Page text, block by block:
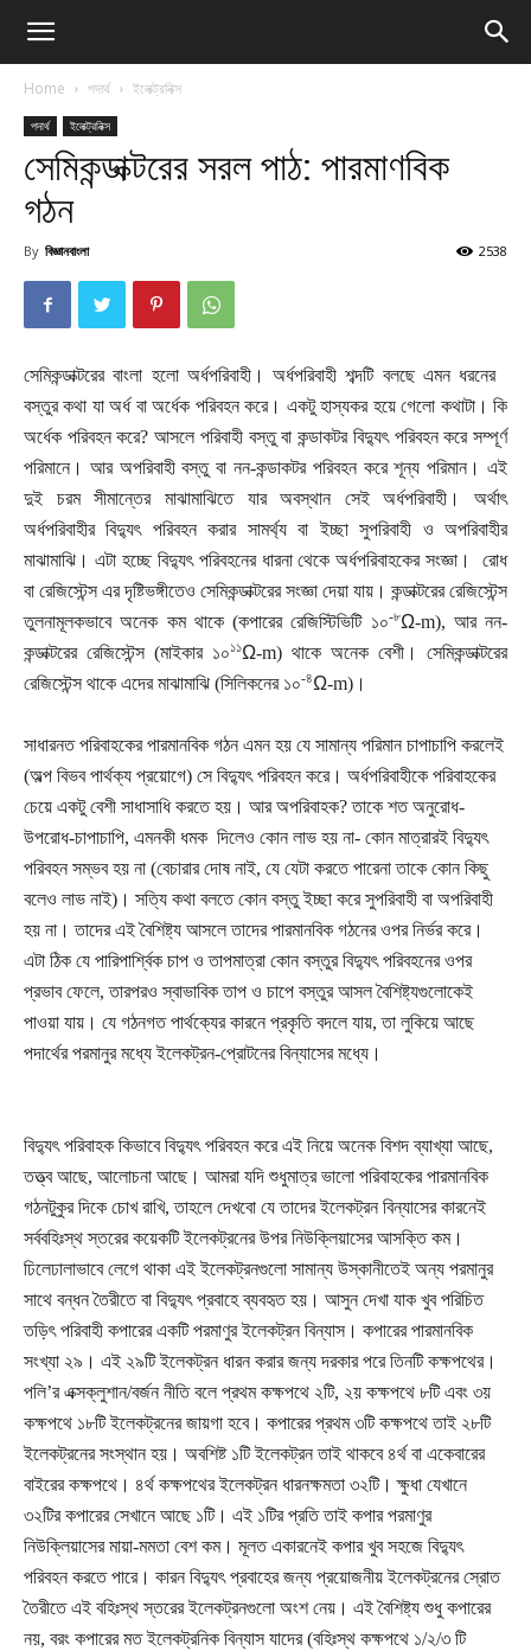
Home পদার্থ ইলেক্ট্রনিক্স
পদার্থ ইলেক্ট্রনিক্স
সেমিকন্ডাক্টরের সরল পাঠ: পারমাণবিক
গঠন
By বিজ্ঞানবাংলা 2538
সেমিকন্ডাক্টরের বাংলা হলো অর্ধপরিবাহী। অর্ধপরিবাহী শব্দটি বলছে এমন ধরনের
বস্তুর কথা যা অর্ধ বা অর্ধেক পরিবহন করে। একটু হাস্যকর হয়ে গেলো কথাটা। কি
অর্ধেক পরিবহন করে? আসলে পরিবাহী বস্তু বা কন্ডাকটর বিদ্যুৎ পরিবহন করে সম্পূর্ণ
পরিমানে । আর অপরিবাহী বস্তু বা নন-কন্ডাকটর পরিবহন করে শূন্য পরিমান। এই
দুই চরম সীমান্তের মাঝামাঝিতে যার অবস্থান সেই অর্ধপরিবাহী। অর্থাৎ
অর্ধপরিবাহীর বিদ্যুৎ পরিবহন করার সামর্থ্য বা ইচ্ছা সুপরিবাহী ও অপরিবাহীর
মাঝামাঝি। এটা হচ্ছে বিদ্যুৎ পরিবহনের ধারনা থেকে অর্ধপরিবাহকের সংজ্ঞা।
রোধ
বা রেজিস্টেন্স এর দৃষ্টিভঙ্গীতেও সেমিকন্ডাক্টরের সংজ্ঞা দেয়া যায় । কন্ডাক্টরের রেজিস্টেন্স
তুলনামূলকভাবে অনেক কম থাকে(কপারের রেজিস্টিভিটি ১০-৮Ω-m), আর নন-
কন্ডাক্টরের রেজিস্টেন্স (মাইকার ১০১১Ω-m) থাকে অনেক বেশী। সেমিকন্ডাক্টরের
রেজিস্টেন্স থাকে এদের মাঝামাঝি (সিলিকনের ১০-৪Ω-m) ।
সাধারনত পরিবাহকের পারমানবিক গঠন এমন হয় যে সামান্য পরিমান চাপাচাপি করলেই
(অল্প বিভব পার্থক্য প্রয়োগে) সে বিদ্যুৎ পরিবহন করে। অর্ধপরিবাহীকে পরিবাহকের
চেয়ে একটু বেশী সাধাসাধি করতে হয়। আর অপরিবাহক? তাকে শত অনুরোধ-
উপরোধ-চাপাচাপি, এমনকী ধমক দিলেও কোন লাভ হয় না- কোন মাত্রারই বিদ্যুৎ
পরিবহন সম্ভব হয় না (বেচারার দোষ নাই, যে যেটা করতে পারেনা তাকে কোন কিছু
বলেও লাভ নাই) । সত্যি কথা বলতে কোন বস্তু ইচ্ছা করে সুপরিবাহী বা অপরিবাহী
হয় না। তাদের এই বৈশিষ্ট্য আসলে তাদের পারমানবিক গঠনের ওপর নির্ভর করে।
এটা ঠিক যে পারিপার্শ্বিক চাপ ও তাপমাত্রা কোন বস্তুর বিদ্যুৎ পরিবহনের ওপর
প্রভাব ফেলে, তারপরও স্বাভাবিক তাপ ও চাপে বস্তুর আসল বৈশিষ্ট্যগুলোকেই
পাওয়া যায়। যে গঠনগত পার্থক্যের কারনে প্রকৃতি বদলে যায়, তা লুকিয়ে আছে
পদার্থের পরমানুর মধ্যে ইলেকট্রন-প্রোটনের বিন্যাসের মধ্যে।
বিদ্যুৎ পরিবাহক কিভাবে বিদ্যুৎ পরিবহন করে এই নিয়ে অনেক বিশদ ব্যাখ্যা আছে,
তত্ত্ব আছে, আলোচনা আছে। আমরা যদি শুধুমাত্র ভালো পরিবাহকের পারমানবিক
গঠনটুকুর দিকে চোখ রাখি, তাহলে দেখবো যে তাদের ইলেকট্রন বিন্যাসের কারনেই
সর্ববহিঃস্থ স্তরের কয়েকটি ইলেকট্রনের উপর নিউক্লিয়াসের আসক্তি কম।
ঢিলেঢালাভাবে লেগে থাকা এই ইলেকট্রনগুলো সামান্য উস্কানীতেই অন্য পরমানুর
সাথে বন্ধন তৈরীতে বা বিদ্যুৎ প্রবাহে ব্যবহৃত হয়। আসুন দেখা যাক খুব পরিচিত
তড়িৎ পরিবাহী কপারের একটি পরমাণুর ইলেকট্রন বিন্যাস। কপারের পারমানবিক
সংখ্যা ২৯। এই ২৯টি ইলেকট্রন ধারন করার জন্য দরকার পরে তিনটি কক্ষপথের।
পলি’র এক্সক্লুশান/বর্জন নীতি বলে প্রথম কক্ষপথে ২টি, ২য় কক্ষপথে ৮টি এবং ৩য়
কক্ষপথে ১৮টি ইলেকট্রনের জায়গা হবে। কপারের প্রথম ৩টি কক্ষপথে তাই ২৮টি
ইলেকট্রনের সংস্থান হয়। অবশিষ্ট ১টি ইলেকট্রন তাই থাকবে ৪র্থ বা একেবারের
বাইরের কক্ষপথে। ৪র্থ কক্ষপথের ইলেকট্রন ধারনক্ষমতা ৩২টি। ক্ষুধা যেখানে
৩২টির কপারের সেখানে আছে ১টি। এই ১টির প্রতি তাই কপার পরমাণুর
নিউক্লিয়াসের মায়া-মমতা বেশ কম। মূলত একারনেই কপার খুব সহজে বিদ্যুৎ
পরিবহন করতে পারে। কারন বিদ্যুৎ প্রবাহের জন্য প্রয়োজনীয় ইলেকট্রনের স্রোত
তৈরীতে এই বহিঃস্থ স্তরের ইলেকট্রনগুলো অংশ নেয়। এই বৈশিষ্ট্য শুধু কপারের
নয়, বরং কপারের মত ইলেকট্রনিক বিন্যাস যাদের (বহিঃস্থ কক্ষপথে ১/২/৩ টি